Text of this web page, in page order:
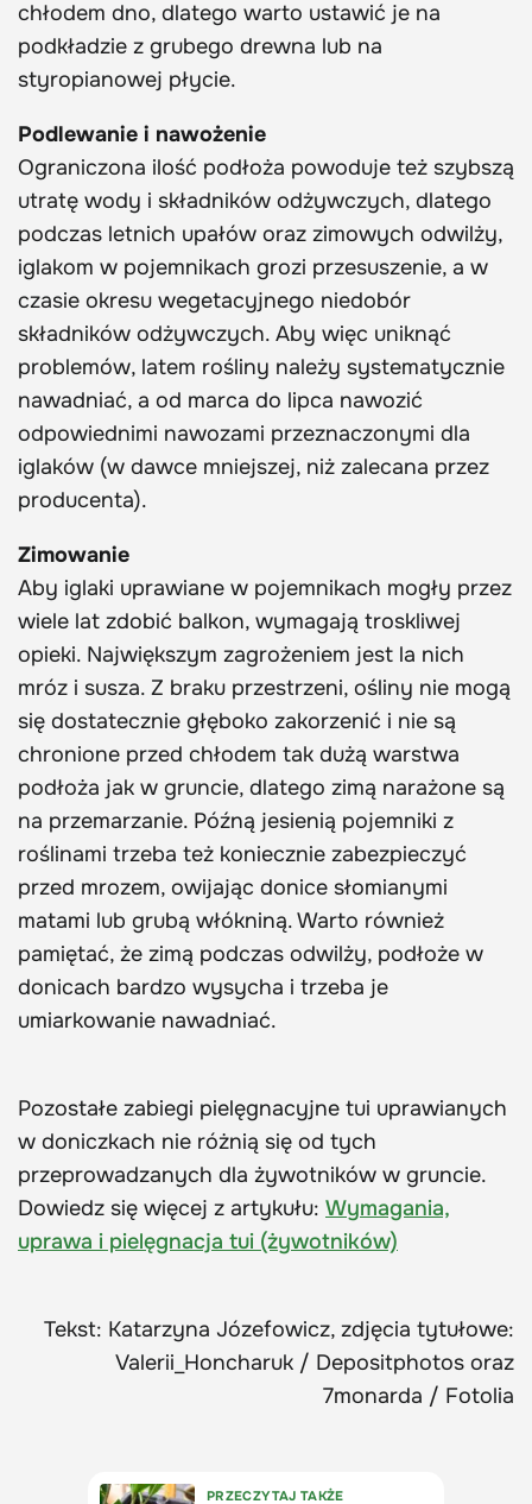
chłodem dno, dlatego warto ustawić je na
podkładzie z grubego drewna lub na
styropianowej płycie.
Podlewanie i nawożenie
Ograniczona ilość podłoża powoduje też szybszą
utratę wody i składników odżywczych, dlatego
podczas letnich upałów oraz zimowych odwilży,
iglakom w pojemnikach grozi przesuszenie, a w
czasie okresu wegetacyjnego niedobór
składników odżywczych. Aby więc uniknąć
problemów, latem rośliny należy systematycznie
nawadniać, a od marca do lipca nawozić
odpowiednimi nawozami przeznaczonymi dla
iglaków (w dawce mniejszej, niż zalecana przez
producenta).
Zimowanie
Aby iglaki uprawiane w pojemnikach mogły przez
wiele lat zdobić balkon, wymagają troskliwej
opieki. Największym zagrożeniem jest la nich
mróz i susza. Z braku przestrzeni, ośliny nie mogą
się dostatecznie głęboko zakorzenić i nie są
chronione przed chłodem tak dużą warstwa
podłoża jak w gruncie, dlatego zimą narażone są
na przemarzanie. Późną jesienią pojemniki z
roślinami trzeba też koniecznie zabezpieczyć
przed mrozem, owijając donice słomianymi
matami lub grubą włókniną. Warto również
pamiętać, że zimą podczas odwilży, podłoże w
donicach bardzo wysycha i trzeba je
umiarkowanie nawadniać.
Pozostałe zabiegi pielęgnacyjne tui uprawianych
w doniczkach nie różnią się od tych
przeprowadzanych dla żywotników w gruncie.
Dowiedz się więcej z artykułu: Wymagania,
uprawa i pielęgnacja tui (żywotników)
Tekst: Katarzyna Józefowicz, zdjęcia tytułowe:
Valerii_Honcharuk / Depositphotos oraz
7monarda / Fotolia